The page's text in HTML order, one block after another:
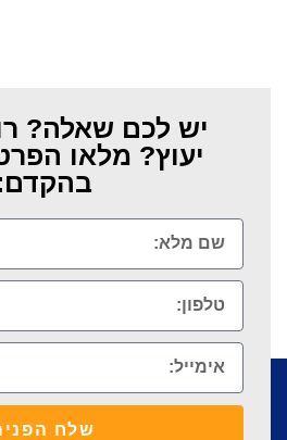
יש לכם שאלה?
יעוץ? מלאו
שלח